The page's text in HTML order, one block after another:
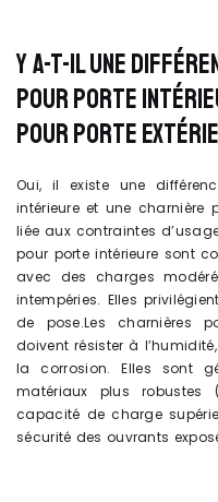
Y A-T-IL UNE
POUR PORTE
POUR PORTE
Oui, il existe une
intérieure et une charnière
liée aux contraintes
pour porte intérieure sont
avec des charges
intempéries. Elles
de pose.Les charnières
doivent résister à
la corrosion. Elles sont
matériaux plus
capacité de charge
sécurité des ouvrants